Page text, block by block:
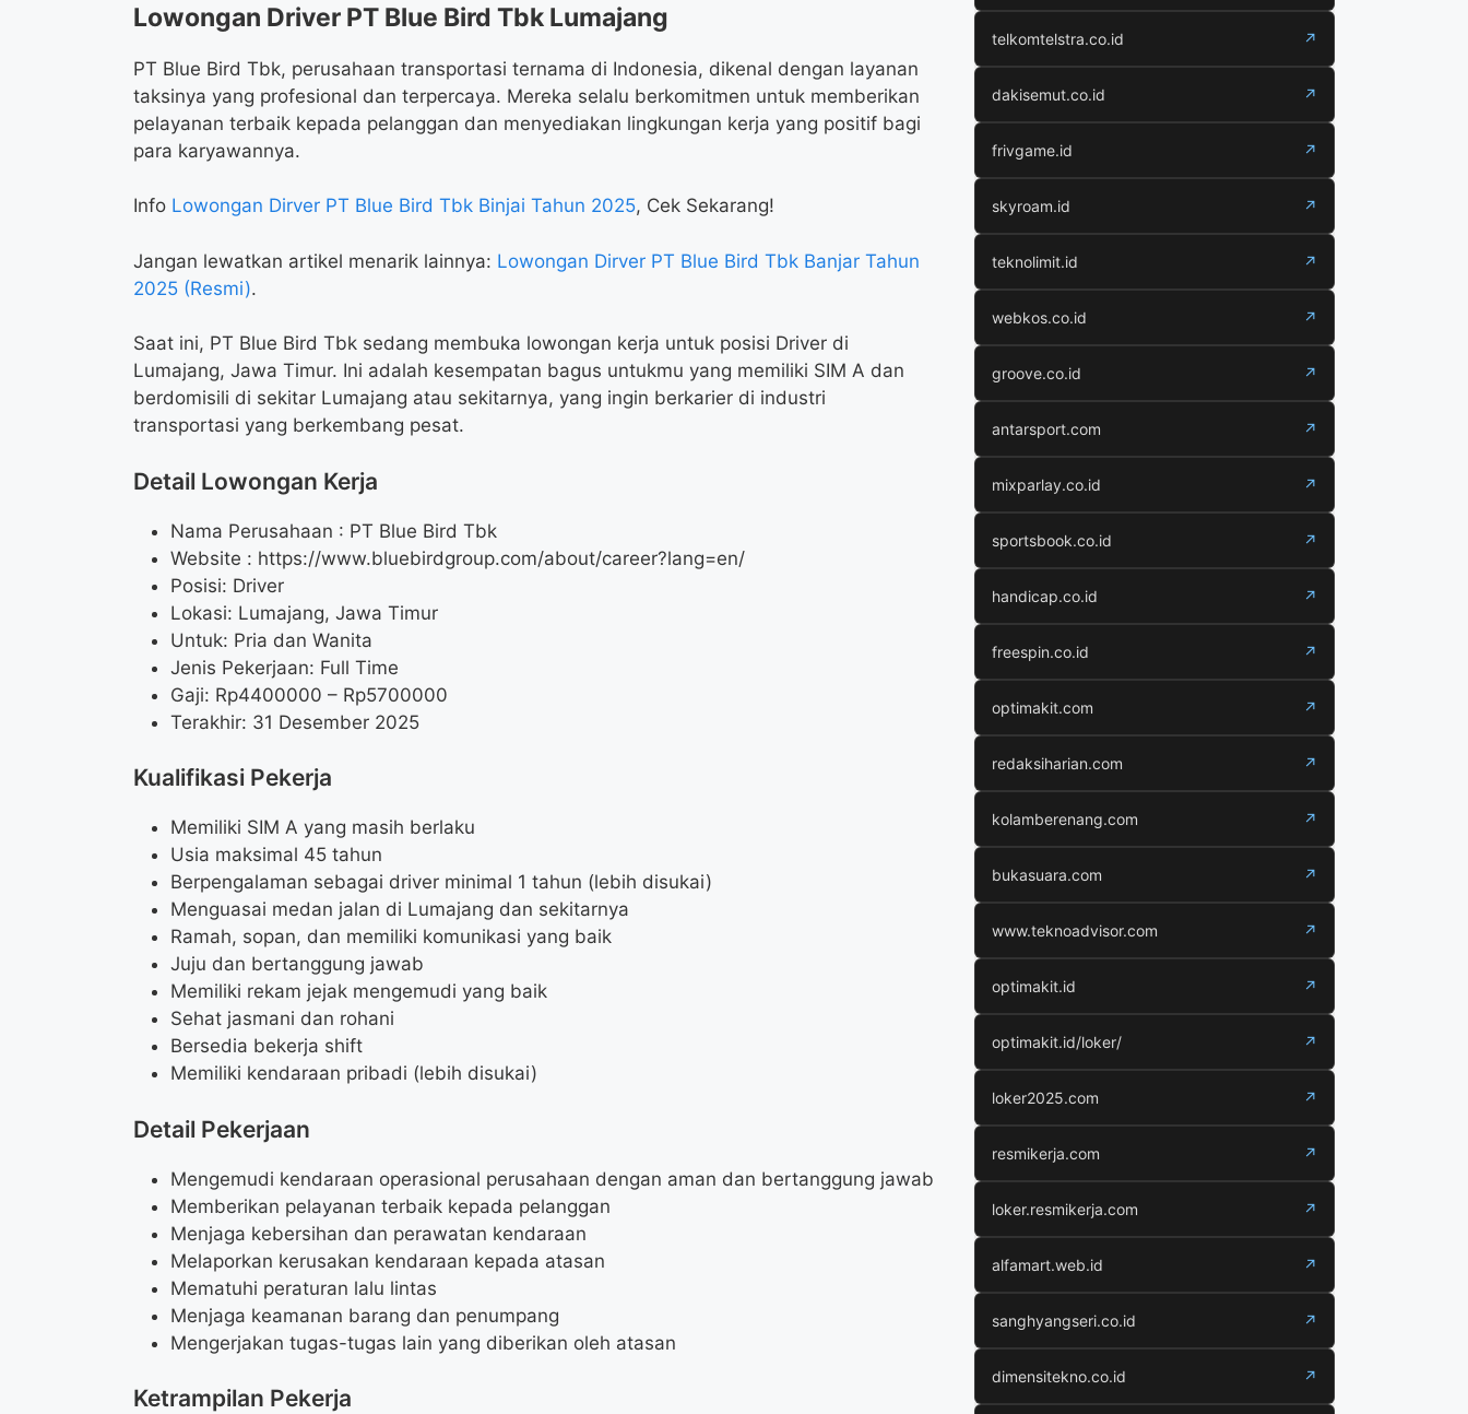
Lowongan Driver PT Blue Bird Tbk Lumajang
PT Blue Bird Tbk, perusahaan transportasi ternama di Indonesia, dikenal dengan layanan
taksinya yang profesional dan terpercaya. Mereka selalu berkomitmen untuk memberikan
pelayanan terbaik kepada pelanggan dan menyediakan lingkungan kerja yang positif bagi
para karyawannya.
Info Lowongan Dirver PT Blue Bird Tbk Binjai Tahun 2025, Cek Sekarang!
Jangan lewatkan artikel menarik lainnya: Lowongan Dirver PT Blue Bird Tbk Banjar Tahun
2025 (Resmi).
Saat ini, PT Blue Bird Tbk sedang membuka lowongan kerja untuk posisi Driver di
Lumajang, Jawa Timur. Ini adalah kesempatan bagus untukmu yang memiliki SIM A dan
berdomisili di sekitar Lumajang atau sekitarnya, yang ingin berkarier di industri
transportasi yang berkembang pesat.
Detail Lowongan Kerja
Nama Perusahaan : PT Blue Bird Tbk
Website : https://www.bluebirdgroup.com/about/career?lang=en/
Posisi: Driver
Lokasi: Lumajang, Jawa Timur
Untuk: Pria dan Wanita
Jenis Pekerjaan: Full Time
Gaji: Rp4400000 – Rp5700000
Terakhir: 31 Desember 2025
Kualifikasi Pekerja
Memiliki SIM A yang masih berlaku
Usia maksimal 45 tahun
Berpengalaman sebagai driver minimal 1 tahun (lebih disukai)
Menguasai medan jalan di Lumajang dan sekitarnya
Ramah, sopan, dan memiliki komunikasi yang baik
Juju dan bertanggung jawab
Memiliki rekam jejak mengemudi yang baik
Sehat jasmani dan rohani
Bersedia bekerja shift
Memiliki kendaraan pribadi (lebih disukai)
Detail Pekerjaan
Mengemudi kendaraan operasional perusahaan dengan aman dan bertanggung jawab
Memberikan pelayanan terbaik kepada pelanggan
Menjaga kebersihan dan perawatan kendaraan
Melaporkan kerusakan kendaraan kepada atasan
Mematuhi peraturan lalu lintas
Menjaga keamanan barang dan penumpang
Mengerjakan tugas-tugas lain yang diberikan oleh atasan
Ketrampilan Pekerja
telkomtelstra.co.id ↗
dakisemut.co.id ↗
frivgame.id ↗
skyroam.id ↗
teknolimit.id ↗
webkos.co.id ↗
groove.co.id ↗
antarsport.com ↗
mixparlay.co.id ↗
sportsbook.co.id ↗
handicap.co.id ↗
freespin.co.id ↗
optimakit.com ↗
redaksiharian.com ↗
kolamberenang.com ↗
bukasuara.com ↗
www.teknoadvisor.com ↗
optimakit.id ↗
optimakit.id/loker/ ↗
loker2025.com ↗
resmikerja.com ↗
loker.resmikerja.com ↗
alfamart.web.id ↗
sanghyangseri.co.id ↗
dimensitekno.co.id ↗